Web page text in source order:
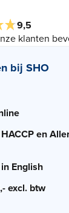
9,5
klanten
bij SHO
en
English
excl. btw